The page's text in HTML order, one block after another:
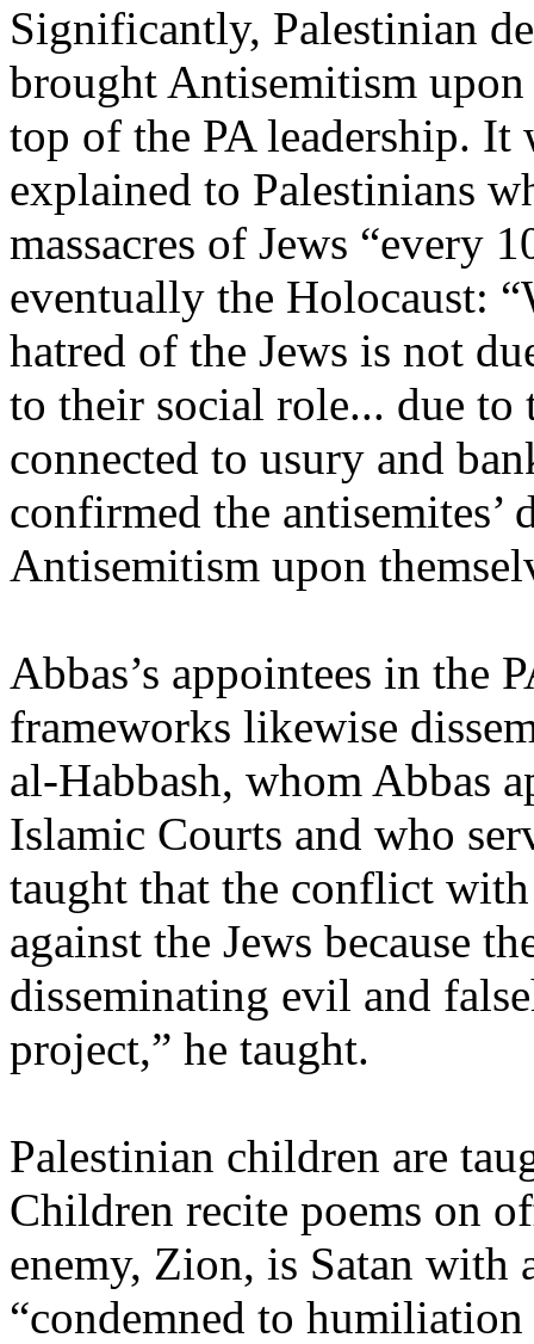
Significantly, Palestinian
brought Antisemitism
top of the PA leadership. It
explained to Palestinians
massacres of Jews “every
eventually the Holocaust:
hatred of the Jews is not
to their social role... due to
connected to usury and
confirmed the antisemites’
Antisemitism upon
Abbas’s appointees in the
frameworks likewise
al-Habbash, whom Abbas
Islamic Courts and who
taught that the conflict
against the Jews because
disseminating evil and
project,” he taught.
Palestinian children are
Children recite poems on
enemy, Zion, is Satan with
“condemned to humiliation